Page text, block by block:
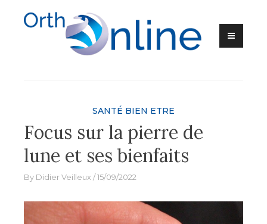
Skip
SANTÉ BIEN ETRE
Focus sur la pierre de
lune et ses bienfaits
By Didier Veilleux 15/09/2022